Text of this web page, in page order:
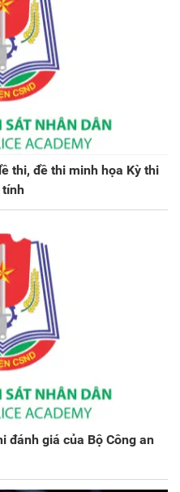
thi, đề thi minh họa Kỳ thi
tính
đánh giá của Bộ Công an